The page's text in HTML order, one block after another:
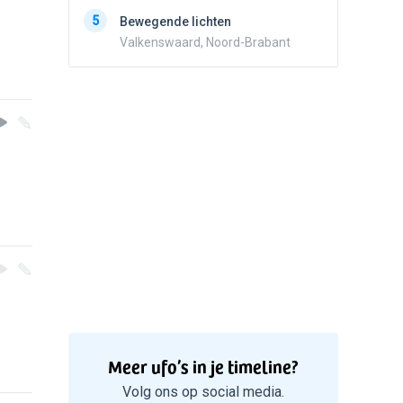
5
Bewegende lichten
Valkenswaard, Noord-Brabant
Meer ufo’s in je timeline?
Volg ons op social media.